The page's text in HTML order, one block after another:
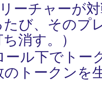
ーチャーが
び、そのプ
消す。）
ル下でトー
のトークンを